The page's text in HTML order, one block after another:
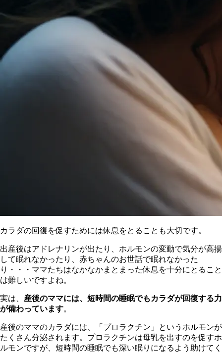
カラダの回復を促すためには休息をとることも大切です。
出産後はアドレナリンが出たり、ホルモンの変動で気分が高揚
して眠れなかったり、赤ちゃんのお世話で眠れなかった
り・・・ママたちはなかなかまとまった休息を十分にとること
は難しいですよね。
実は、 産後のママには、短時間の睡眠でもカラダが回復する力
が備わっています。
産後のママのカラダには、「プロラクチン」というホルモンが
たくさん分泌されます。プロラクチンは母乳を出すのを促すホ
ルモンですが、短時間の睡眠でも深い眠りになるよう助けてく